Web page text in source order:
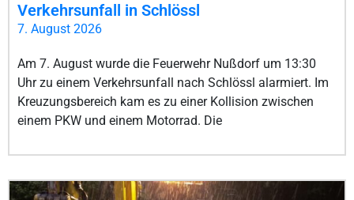
Verkehrsunfall in Schlössl
7. August 2026
Am 7. August wurde die Feuerwehr Nußdorf um 13:30
Uhr zu einem Verkehrsunfall nach Schlössl alarmiert. Im
Kreuzungsbereich kam es zu einer Kollision zwischen
einem PKW und einem Motorrad. Die